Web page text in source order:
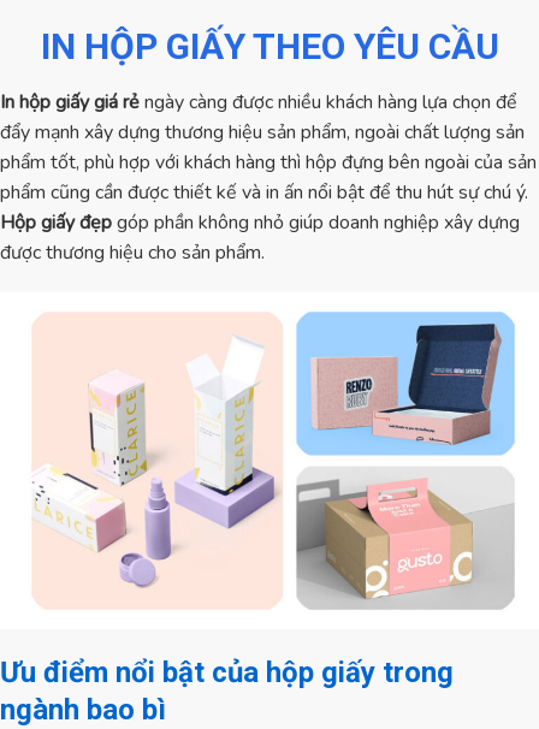
IN HỘP GIẤY THEO YÊU CẦU
In hộp giấy giá rẻngày càng được nhiều khách hàng lựa chọn để
đẩy mạnh xây dựng thương hiệu sản phẩm, ngoài chất lượng sản
phẩm tốt, phù hợp với khách hàng thì hộp đựng bên ngoài của sản
phẩm cũng cần được thiết kế và in ấn nổi bật để thu hút sự chú ý.
Hộp giấy đẹpgóp phần không nhỏ giúp doanh nghiệp xây dựng
được thương hiệu cho sản phẩm.
Ưu điểm nổi bật của hộp giấy trong
ngành bao bì